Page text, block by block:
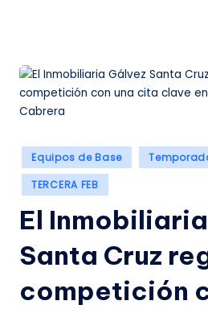
contenido
Publicado
en
Equipos de Base
TERCERA FEB
El
Santa Cruz
competición